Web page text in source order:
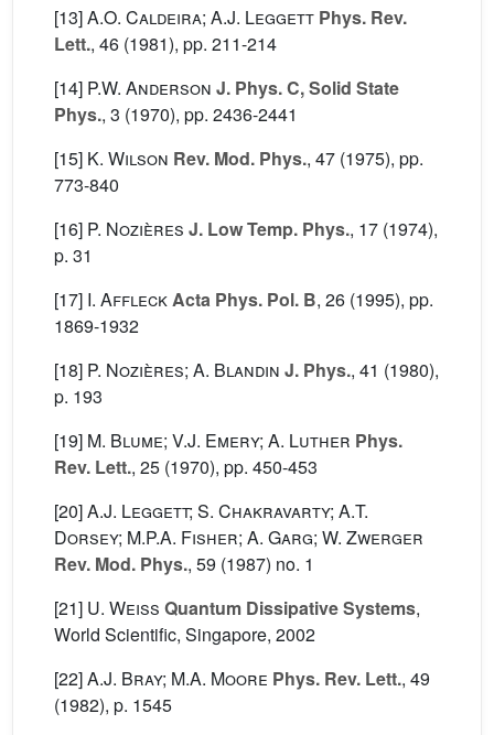
[13]A.O. Caldeira; A.J. Leggett Phys. Rev.
Lett., 46 (1981), pp. 211-214
[14] P.W. Anderson J. Phys. C, Solid State
Phys., 3 (1970), pp. 2436-2441
[15] K. Wilson Rev. Mod. Phys., 47 (1975), pp.
773-840
[16] P. Nozières J. Low Temp. Phys., 17 (1974),
p. 31
[17] I. AffleckActa Phys. Pol. B, 26 (1995), pp.
1869-1932
[18] P. Nozières; A. Blandin J. Phys., 41 (1980),
p. 193
[19] M. Blume; V.J. Emery; A. Luther Phys.
Rev. Lett., 25 (1970), pp. 450-453
[20]A.J. Leggett; S. Chakravarty; A.T.
Dorsey; M.P.A. Fisher; A. Garg; W. Zwerger
Rev. Mod. Phys., 59 (1987) no. 1
[21] U. Weiss Quantum Dissipative Systems,
World Scientific, Singapore, 2002
[22]A.J. Bray; M.A. Moore Phys. Rev. Lett., 49
(1982), p. 1545